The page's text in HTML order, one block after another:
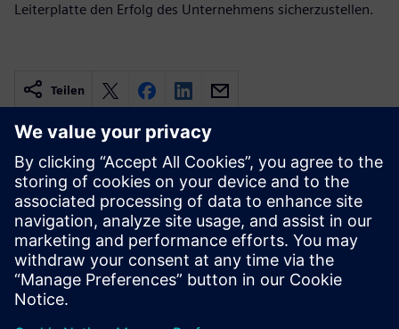
Leiterplatte den Erfolg des Unternehmens sicherzustellen.
Teilen
Verwandte Ressourcen